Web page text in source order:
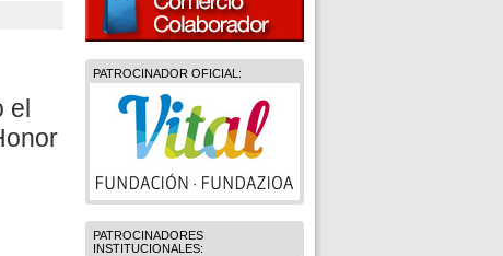
PATROCINADOR OFICIAL:
PATROCINADORES
INSTITUCIONALES:
el